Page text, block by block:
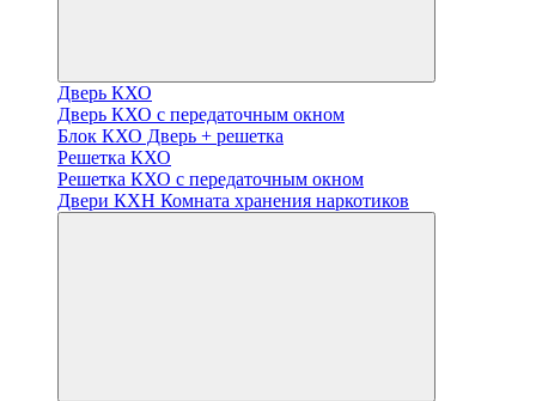
Дверь КХО
Дверь КХО с передаточным окном
Блок КХО Дверь + решетка
Решетка КХО
Решетка КХО с передаточным окном
Двери КХН Комната хранения наркотиков